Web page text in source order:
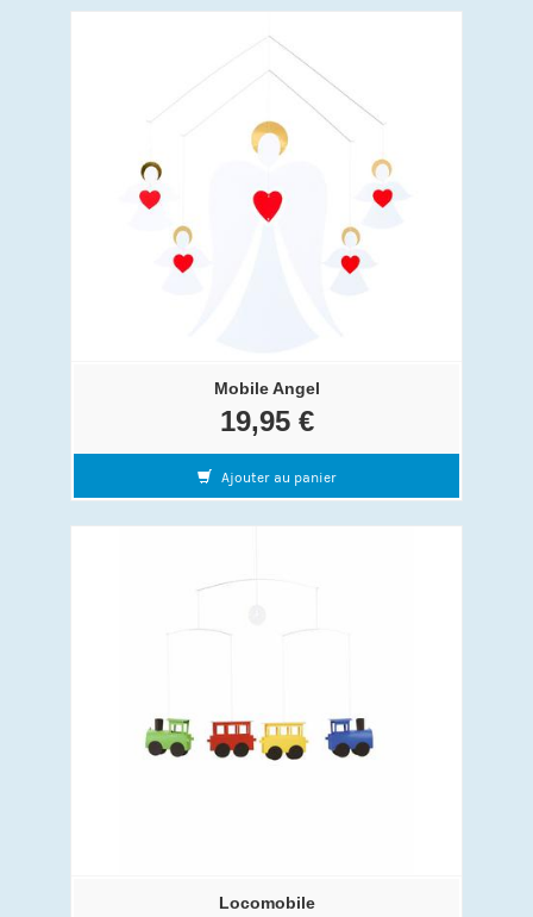
Mobile Angel
19,95 €
Ajouter au panier
Locomobile